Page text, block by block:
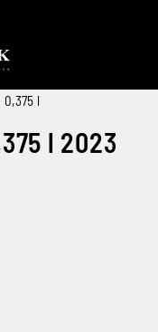
l
l 2023